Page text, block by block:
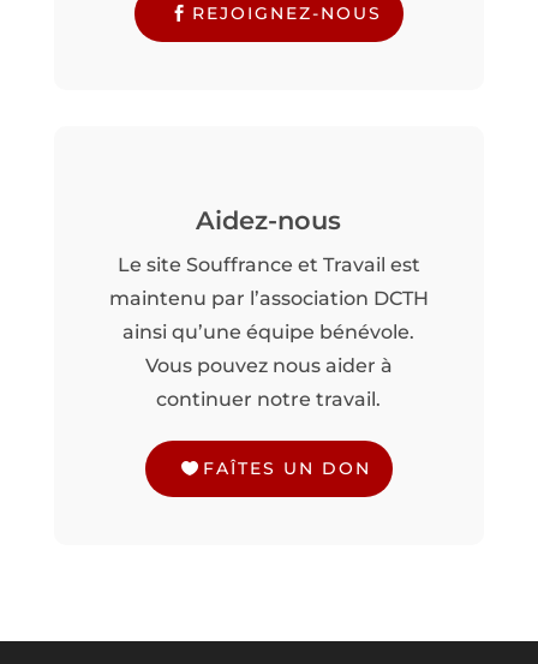
REJOIGNEZ-NOUS
Aidez-nous
Le site Souffrance et Travail est
maintenu par l’association DCTH
ainsi qu’une équipe bénévole.
Vous pouvez nous aider à
continuer notre travail.
FAÎTES UN DON